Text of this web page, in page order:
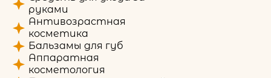
руками
Антивозрастная
косметика
Бальзамы для губ
Аппаратная
косметология